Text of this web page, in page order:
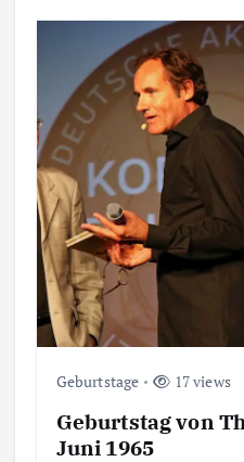
n
i
Geburtstage 17 views
Geburtstag von
Juni 1965